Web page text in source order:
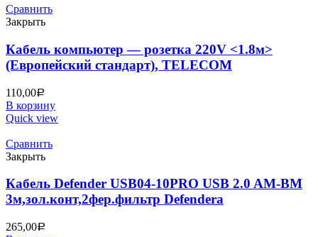
Сравнить
Закрыть
Кабель компьютер — розетка 220V <1.8м>
(Европейский стандарт), TELECOM
110,00Р
В корзину
Quick view
Сравнить
Закрыть
Кабель Defender USB04-10PRO USB 2.0 AM-BM
3м,зол.конт,2фер.фильтр Defenderа
265,00Р